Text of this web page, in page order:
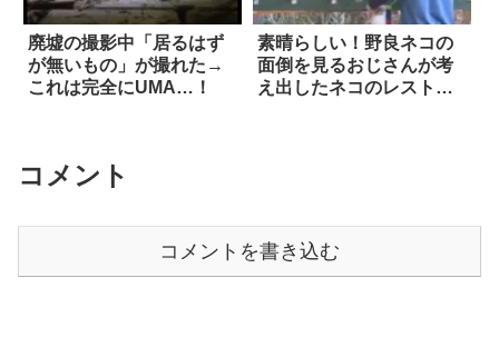
廃墟の撮影中「居るはず
が無いもの」が撮れた→
これは完全にUMA…！
素晴らしい！野良ネコの
面倒を見るおじさんが考
え出したネコのレストラ
コメント
コメントを書き込む